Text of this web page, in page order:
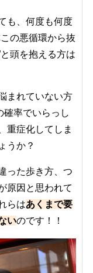
も、何度も何度
の悪循環から抜
頭を抱える方は
まれていない方
確率でいらっし
重症化してしま
うか？
った歩き方、つ
原因と思われて
らはあくまで要
いのです！！